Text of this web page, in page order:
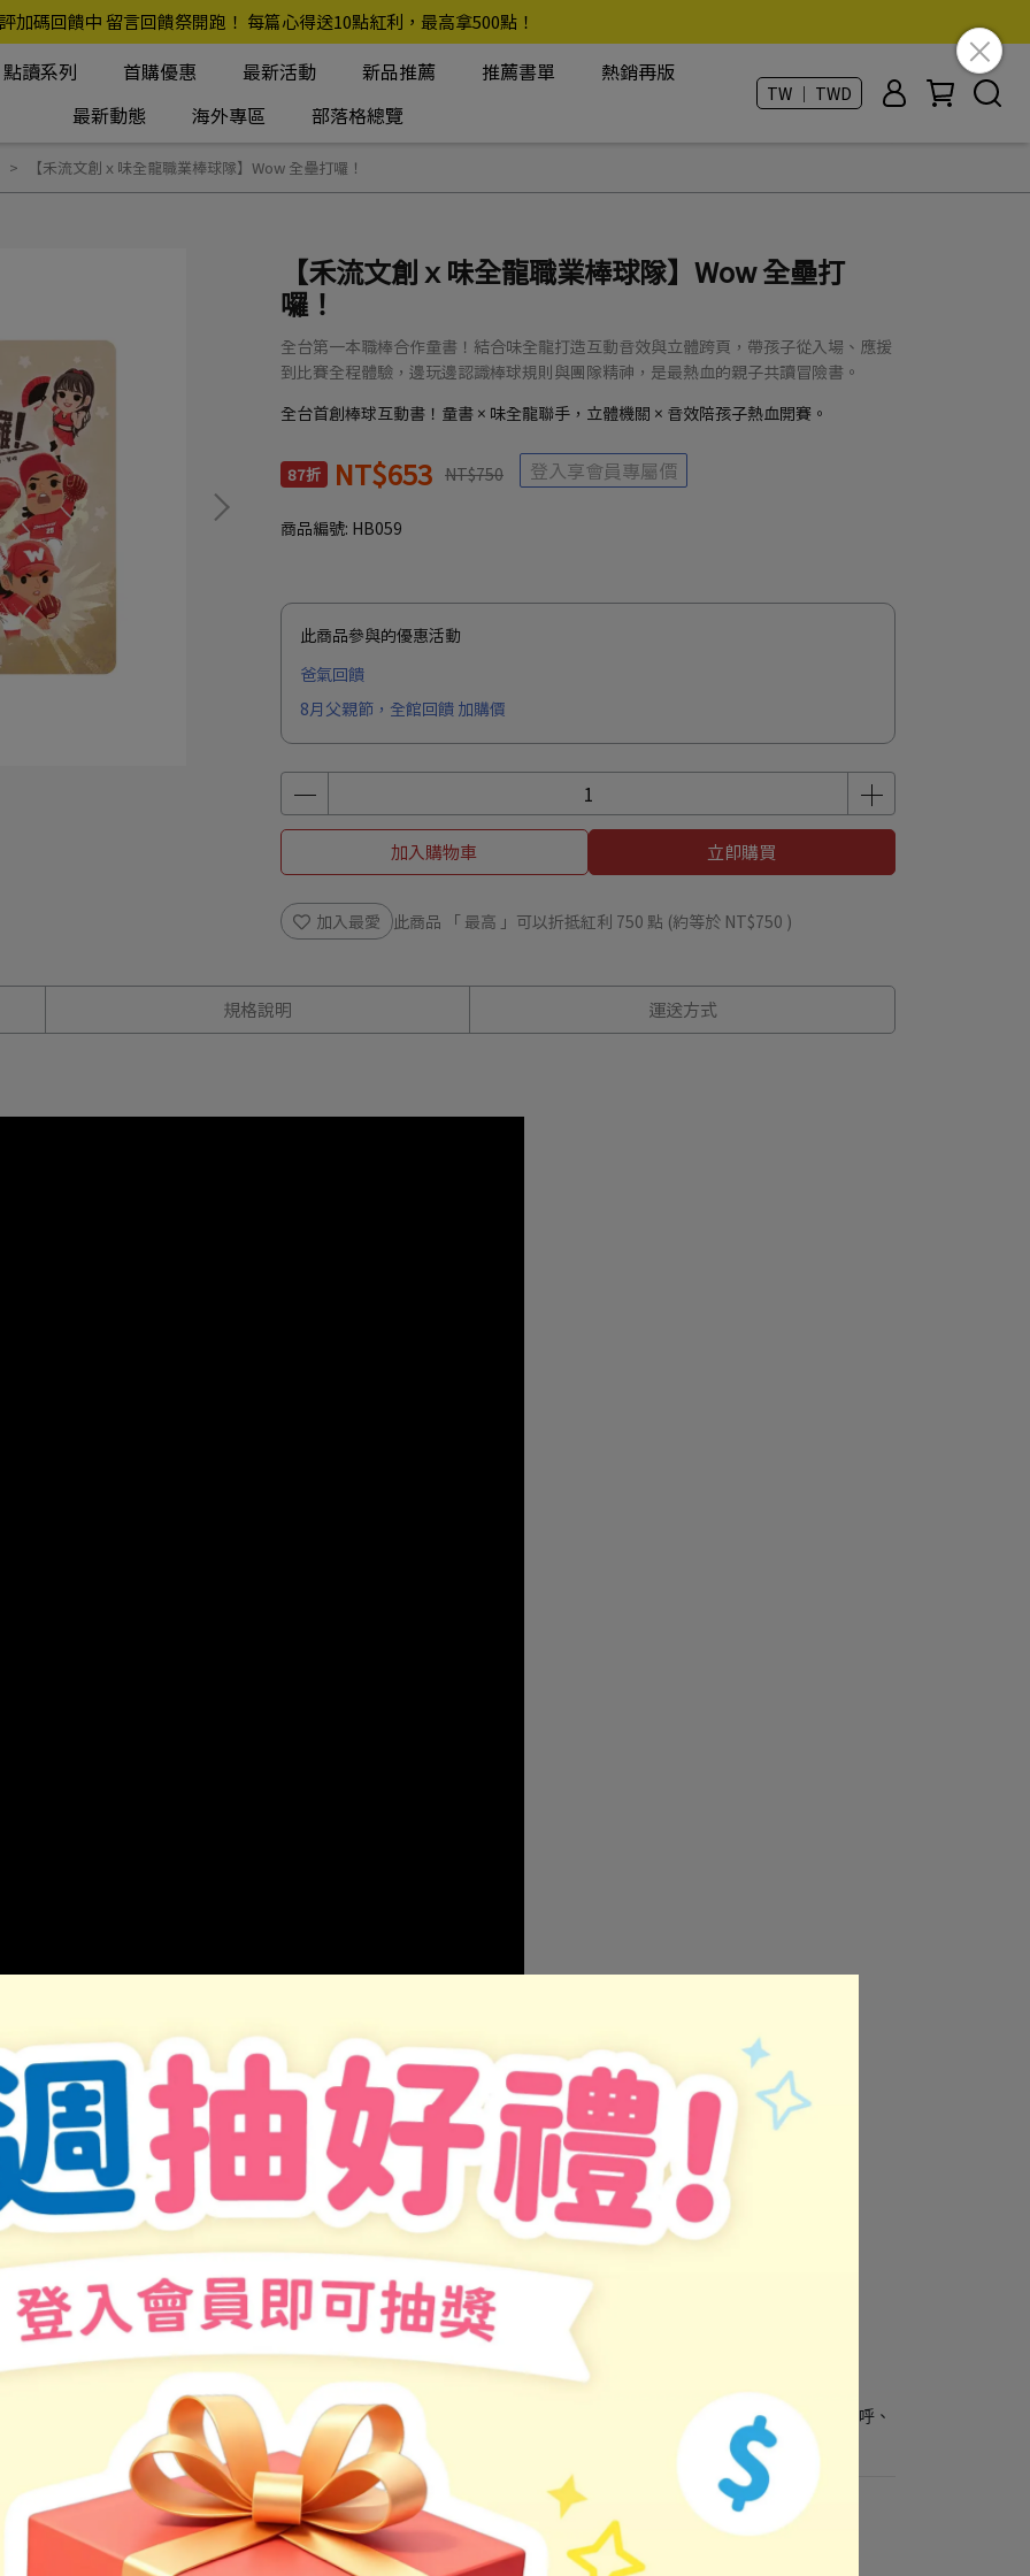
加碼回饋中 留言回饋祭開跑！ 每篇心得送10點紅利，最高拿500點！
點讀系列 首購優惠 最新活動 新品推薦 推薦書單
熱銷再版
最新動態
海外專區 部落格總覽
TW ｜ TWD
【禾流文創ｘ味全龍職業棒球隊】Wow 全壘打囉！
【禾流文創ｘ味全龍職業棒球隊】Wow 全壘打
囉！
全台第一本職棒合作童書！結合味全龍打造互動音效與立體跨頁，帶孩子從入場、應援
到比賽全程體驗，邊玩邊認識棒球規則與團隊精神，是最熱血的親子共讀冒險書。
全台首創棒球互動書！童書 × 味全龍聯手，立體機關 × 音效陪孩子熱血開賽。
87折 NT$653 NT$750 登入享會員專屬價
商品編號: HB059
此商品參與的優惠活動
爸氣回饋
8月父親節，全館回饋 加購價
加入購物車 立即購買
加入最愛 此商品 「 最高 」可以折抵紅利 750 點 (約等於 NT$750 )
規格說明 運送方式
好消息～好消息～兌換時間延長囉！
腰上的序號，比賽當天於天母棒球場售票口即可兌換（限平日場次）。
兌換的是內野門票，區域無法指定，座位依現場剩餘情況安排。
全台第一本！童書 × 職業棒球隊跨界合作！
結合互動機關 × 趣味音效 × 立體跨頁的棒球主題書
史上首次攜手味全龍職業棒球隊，共同打造熱血又趣味十足的棒球互動書！
重磅登場
遊行、參觀球場，到親身感受一場緊張又熱血的比賽，小龍不只學會了棒球規則，還交到了新朋友！跟著小龍一起歡呼、